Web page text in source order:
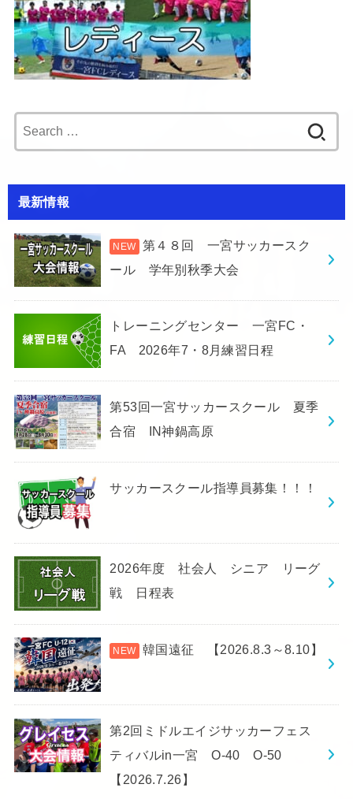
for:
最新情報
第４８回 一宮サッカースク
ール 学年別秋季大会
トレーニングセンター 一宮FC・
FA 2026年7・8月練習日程
第53回一宮サッカースクール 夏季
合宿 IN神鍋高原
サッカースクール指導員募集！！！
2026年度 社会人 シニア リーグ
戦 日程表
韓国遠征 【2026.8.3～8.10】
第2回ミドルエイジサッカーフェス
ティバルin一宮 O-40 O-50
【2026.7.26】